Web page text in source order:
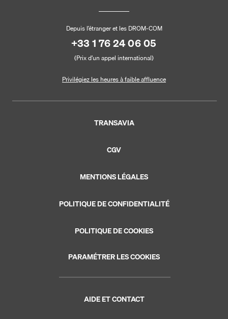
Depuis l’étranger et les DROM-COM
+33 1 76 24 06 05
(Prix d’un appel international)
Privilégiez les heures à faible affluence
TRANSAVIA
CGV
MENTIONS LÉGALES
POLITIQUE DE CONFIDENTIALITÉ
POLITIQUE DE COOKIES
PARAMÉTRER LES COOKIES
AIDE ET CONTACT